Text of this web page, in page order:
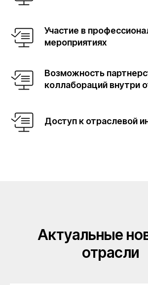
Участие в
мероприятиях
Возможность
коллабораций внутри
Доступ к отраслевой
Актуальные
отрасли